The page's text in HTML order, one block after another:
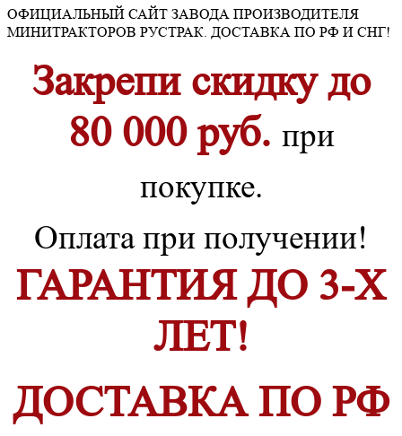
ОФИЦИАЛЬНЫЙ САЙТ ЗАВОДА ПРОИЗВОДИТЕЛЯ
МИНИТРАКТОРОВ РУСТРАК. ДОСТАВКА ПО РФ И СНГ!
Закрепи скидку до
80 000 руб. при
покупке.
Оплата при получении!
ГАРАНТИЯ ДО 3-Х
ЛЕТ!
ДОСТАВКА ПО РФ